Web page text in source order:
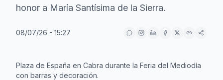
honor a María Santísima de la Sierra.
08/07/26 - 15:27
Plaza de España en Cabra durante la Feria del Mediodía
con barras y decoración.